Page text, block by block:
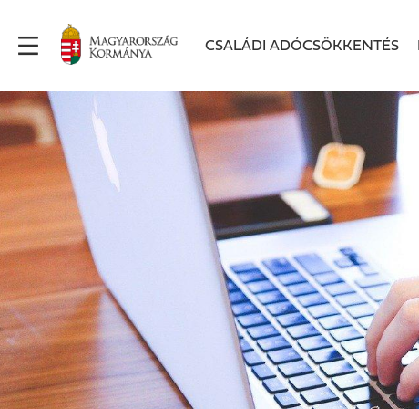
CSALÁDI ADÓCSÖKKENTÉS